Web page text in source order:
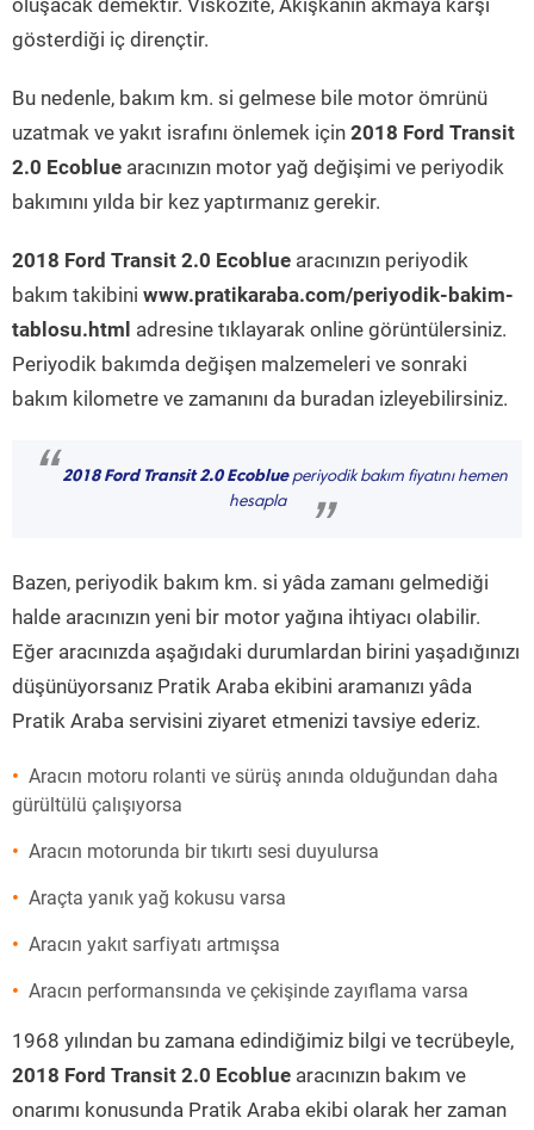
oluşacak demektir. Viskozite, Akışkanın akmaya karşı
gösterdiği iç dirençtir.
Bu nedenle, bakım km. si gelmese bile motor ömrünü
uzatmak ve yakıt israfını önlemek için 2018 Ford Transit
2.0 Ecoblue aracınızın motor yağ değişimi ve periyodik
bakımını yılda bir kez yaptırmanız gerekir.
2018 Ford Transit 2.0 Ecoblue aracınızın periyodik
bakım takibini www.pratikaraba.com/periyodik-bakim-
tablosu.html adresine tıklayarak online görüntülersiniz.
Periyodik bakımda değişen malzemeleri ve sonraki
bakım kilometre ve zamanını da buradan izleyebilirsiniz.
“ 2018 Ford Transit 2.0 Ecoblueperiyodik bakım fiyatını hemen
hesapla
”
Bazen, periyodik bakım km. si yâda zamanı gelmediği
halde aracınızın yeni bir motor yağına ihtiyacı olabilir.
Eğer aracınızda aşağıdaki durumlardan birini yaşadığınızı
düşünüyorsanız Pratik Araba ekibini aramanızı yâda
Pratik Araba servisini ziyaret etmenizi tavsiye ederiz.
Aracın motoru rolanti ve sürüş anında olduğundan daha
gürültülü çalışıyorsa
Aracın motorunda bir tıkırtı sesi duyulursa
Araçta yanık yağ kokusu varsa
Aracın yakıt sarfiyatı artmışsa
Aracın performansında ve çekişinde zayıflama varsa
1968 yılından bu zamana edindiğimiz bilgi ve tecrübeyle,
2018 Ford Transit 2.0 Ecoblue aracınızın bakım ve
onarımı konusunda Pratik Araba ekibi olarak her zaman